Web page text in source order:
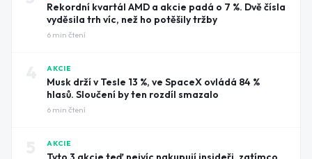
Rekordní kvartál AMD a akcie padá o 7 %. Dvě čísla
vyděsila trh víc, než ho potěšily tržby
6 min čtení
AKCIE
Musk drží v Tesle 13 %, ve SpaceX ovládá 84 %
hlasů. Sloučení by ten rozdíl smazalo
6 min čtení
AKCIE